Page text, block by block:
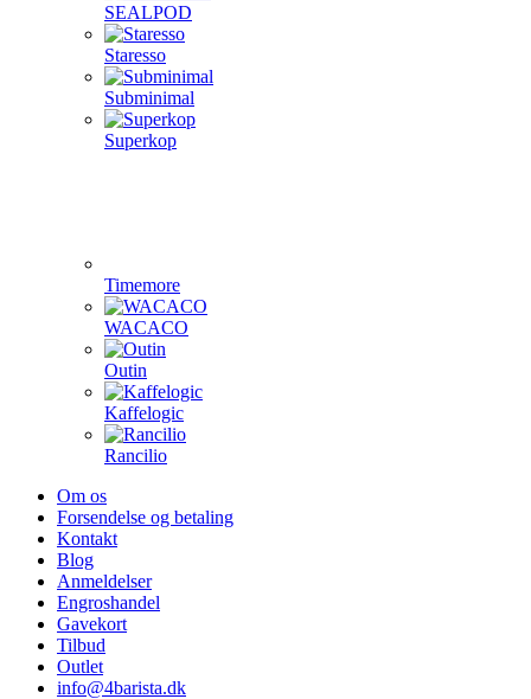
SEALPOD
Staresso
Subminimal
Superkop
Timemore
WACACO
Outin
Kaffelogic
Rancilio
Om os
Forsendelse og betaling
Kontakt
Blog
Anmeldelser
Engroshandel
Gavekort
Tilbud
Outlet
info@4barista.dk